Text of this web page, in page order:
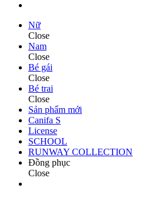
Nữ
Close
Nam
Close
Bé gái
Close
Bé trai
Close
Sản phẩm mới
Canifa S
License
SCHOOL
RUNWAY COLLECTION
Đồng phục
Close